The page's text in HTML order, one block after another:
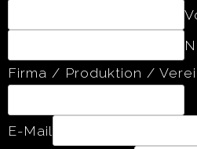
Firma / Produktion /
E-Mail